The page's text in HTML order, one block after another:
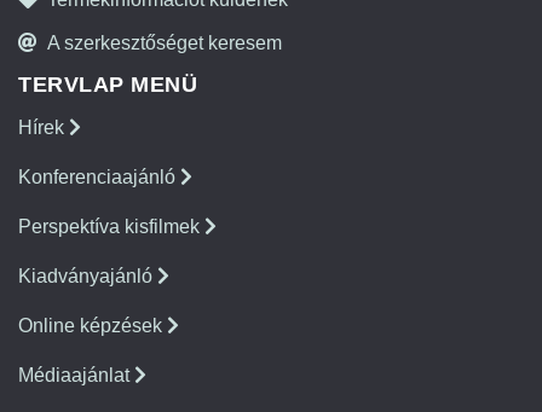
A szerkesztőséget keresem
TERVLAP MENÜ
Hírek
Konferenciaajánló
Perspektíva kisfilmek
Kiadványajánló
Online képzések
Médiaajánlat